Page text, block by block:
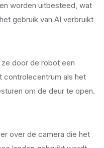
worden uitbesteed, wat
gebruik van AI verbruikt
door de robot een
controlecentrum als het
om de deur te open.
over de camera die het